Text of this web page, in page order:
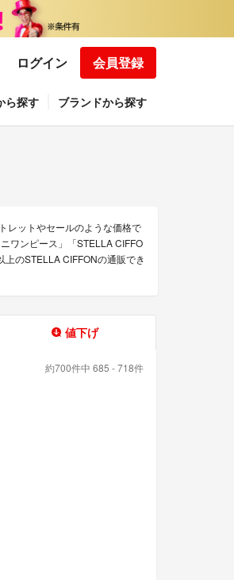
ログイン 会員登録
ら探す ブランドから探す
レットやセールのような価格で
ワンピース」「STELLA CIFFO
のSTELLA CIFFONの通販でき
値下げ
約700件中 685 - 718件